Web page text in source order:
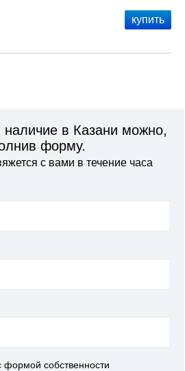
наличие в Казани можно,
форму.
с вами в течение часа
формой собственности